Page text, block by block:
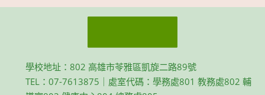
學校地址：802 高雄市苓雅區凱旋二路89號
TEL：07-7613875｜處室代碼：學務處801 教務處802 輔